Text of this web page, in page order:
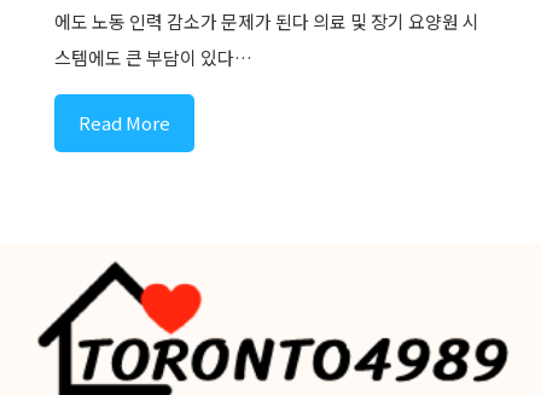
에도 노동 인력 감소가 문제가 된다 의료 및 장기 요양원 시
스템에도 큰 부담이 있다…
Read More